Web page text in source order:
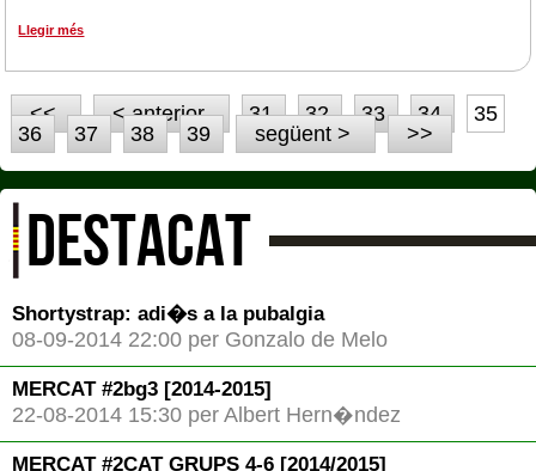
Llegir més
<< < anterior 31 32 33 34
35
36
37 38 39 següent > >>
DESTACAT
Shortystrap: adi�s a la pubalgia
08-09-2014 22:00 per Gonzalo de Melo
MERCAT #2bg3 [2014-2015]
22-08-2014 15:30 per Albert Hern�ndez
MERCAT #2CAT GRUPS 4-6 [2014/2015]